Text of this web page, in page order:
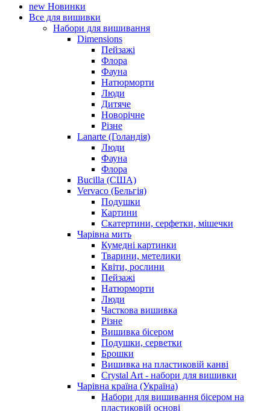
new Новинки
Все для вишивки
Набори для вишивання
Dimensions
Пейзажі
Флора
Фауна
Натюрморти
Люди
Дитяче
Новорічне
Різне
Lanarte (Голандія)
Люди
Фауна
Флора
Bucilla (США)
Vervaco (Бельгія)
Подушки
Картини
Скатертини, серфетки, мішечки
Чарiвна мить
Кумедні картинки
Тварини, метелики
Квіти, рослини
Пейзажі
Натюрморти
Люди
Часткова вишивка
Різне
Вишивка бісером
Подушки, серветки
Брошки
Вишивка на пластиковій канві
Crystal Art - набори для вишивки
Чарівна країна (Україна)
Набори для вишивання бісером на
пластиковій основі